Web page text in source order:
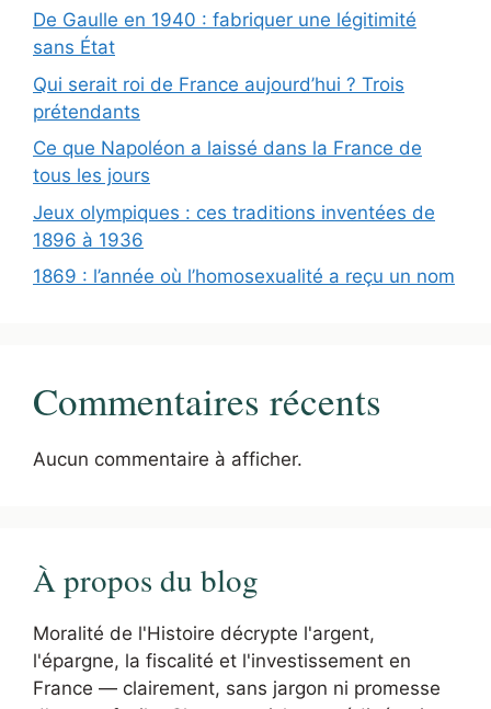
De Gaulle en 1940 : fabriquer une légitimité
sans État
Qui serait roi de France aujourd’hui ? Trois
prétendants
Ce que Napoléon a laissé dans la France de
tous les jours
Jeux olympiques : ces traditions inventées de
1896 à 1936
1869 : l’année où l’homosexualité a reçu un nom
Commentaires récents
Aucun commentaire à afficher.
À propos du blog
Moralité de l'Histoire décrypte l'argent,
l'épargne, la fiscalité et l'investissement en
France — clairement, sans jargon ni promesse